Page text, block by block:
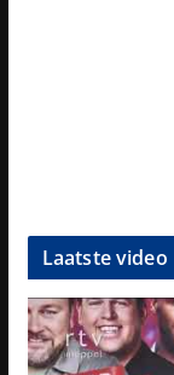
Laatste video